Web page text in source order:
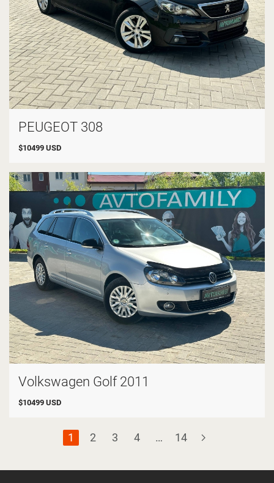
PEUGEOT 308
$10499 USD
Volkswagen Golf 2011
$10499 USD
1 2 3 4 … 14